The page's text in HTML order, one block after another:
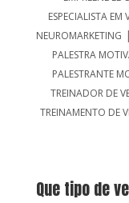
ESPECIALISTA EM
NEUROMARKETING |
PALESTRA
PALESTRANTE
TREINADOR DE
TREINAMENTO DE
Que tipo de